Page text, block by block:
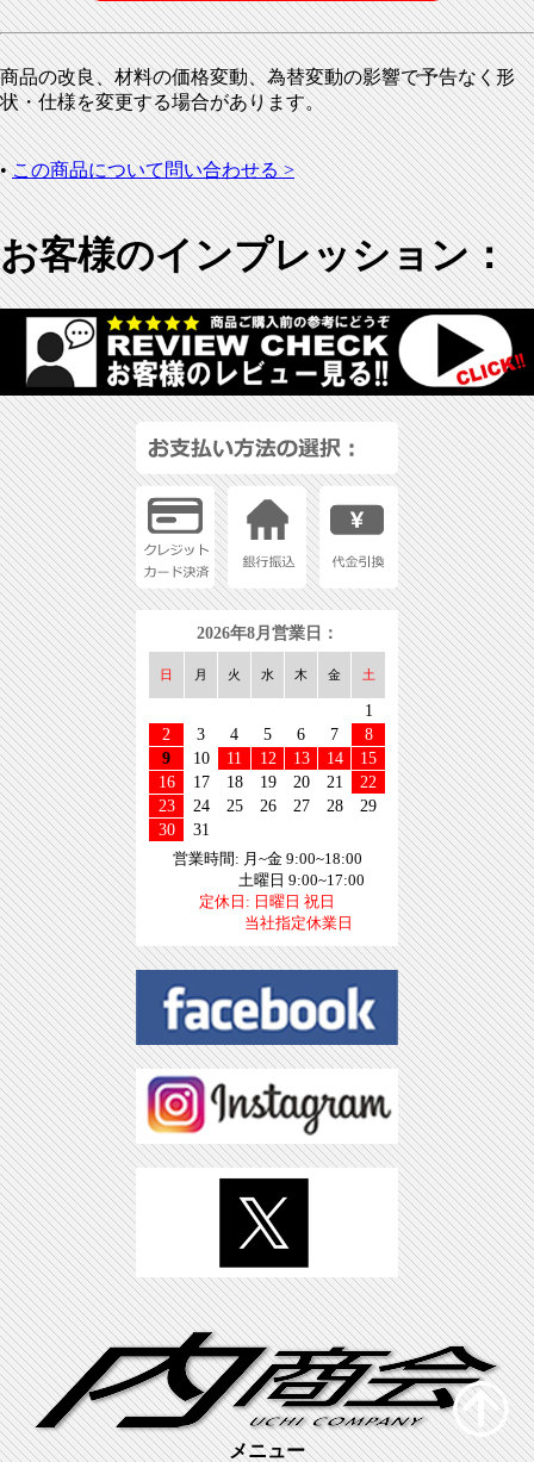
商品の改良、材料の価格変動、為替変動の影響で予告なく形
状・仕様を変更する場合があります。
•この商品について問い合わせる >
お客様のインプレッション：
2026年8月営業日：
日 月 火 水 木 金 土
1
2
3 4 5 6 7
8
9
10 11 12 13 14
15
16
17 18 19 20 21
22
23
24 25 26 27 28
29
30
31
営業時間: 月~金 9:00~18:00
土曜日 9:00~17:00
定休日: 日曜日 祝日
当社指定休業日
メニュー